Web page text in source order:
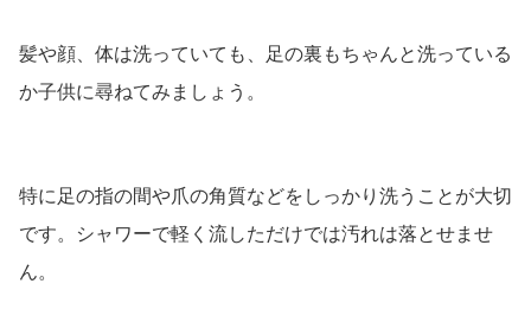
髪や顔、体は洗っていても、足の裏もちゃんと洗っている
か子供に尋ねてみましょう。
特に足の指の間や爪の角質などをしっかり洗うことが大切
です。シャワーで軽く流しただけでは汚れは落とせませ
ん。